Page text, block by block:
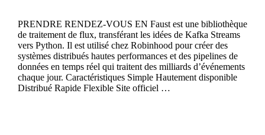
PRENDRE RENDEZ-VOUS EN Faust est une bibliothèque
de traitement de flux, transférant les idées de Kafka Streams
vers Python. Il est utilisé chez Robinhood pour créer des
systèmes distribués hautes performances et des pipelines de
données en temps réel qui traitent des milliards d’événements
chaque jour. Caractéristiques Simple Hautement disponible
Distribué Rapide Flexible Site officiel …